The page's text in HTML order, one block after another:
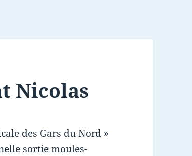
Nicolas
des Gars du Nord »
sortie moules-